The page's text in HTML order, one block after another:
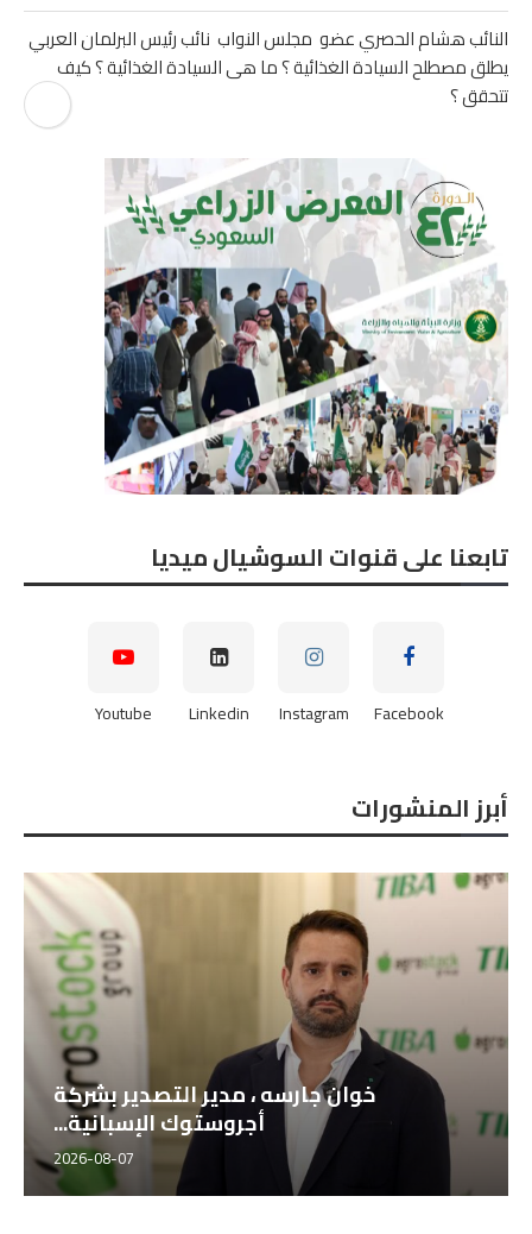
النائب هشام الحصري عضو مجلس النواب نائب رئيس البرلمان العربي
يطلق مصطلح السيادة الغذائية ؟ ما هى السيادة الغذائية ؟ كيف
تتحقق ؟
تابعنا على قنوات السوشيال ميديا
Facebook
Instagram
Linkedin
Youtube
أبرز المنشورات
خوان جارسه ، مدير التصدير بشركة
أجروستوك الإسبانية...
2026-08-07